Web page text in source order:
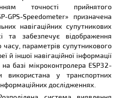
точності прийнятого
GPS-Speedometer» призначена
навігаційних супутникових
забезпечує відображення
часу, параметрів супутникового
й іншої навігаційної інформації
базі мікроконтролера ESP32-
у транспортних
дослідженнях.